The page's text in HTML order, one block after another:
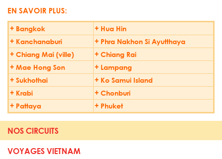
EN SAVOIR PLUS:
+ Bangkok + Hua Hin
+ Kanchanaburi + Phra Nakhon Si Ayutthaya
+ Chiang Mai (ville) + Chiang Rai
+ Mae Hong Son + Lampang
+ Sukhothai + Ko Samui Island
+ Krabi + Chonburi
+ Pattaya + Phuket
NOS CIRCUITS
VOYAGES VIETNAM